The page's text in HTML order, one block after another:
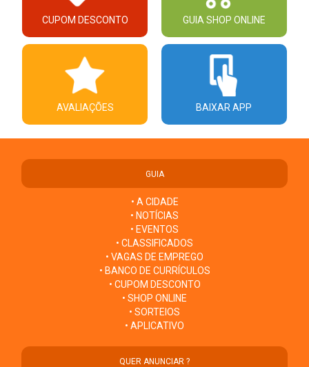
CUPOM DESCONTO GUIA SHOP ONLINE
AVALIAÇÕES BAIXAR APP
GUIA
• A CIDADE
• NOTÍCIAS
• EVENTOS
• CLASSIFICADOS
• VAGAS DE EMPREGO
• BANCO DE CURRÍCULOS
• CUPOM DESCONTO
• SHOP ONLINE
• SORTEIOS
• APLICATIVO
QUER ANUNCIAR ?